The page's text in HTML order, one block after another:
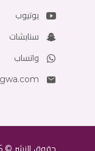
يوتيوب
سنابشات
واتساب
حقوق النشر ©